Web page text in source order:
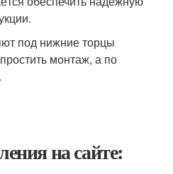
под нижние торцы
монтаж, а по
на сайте: